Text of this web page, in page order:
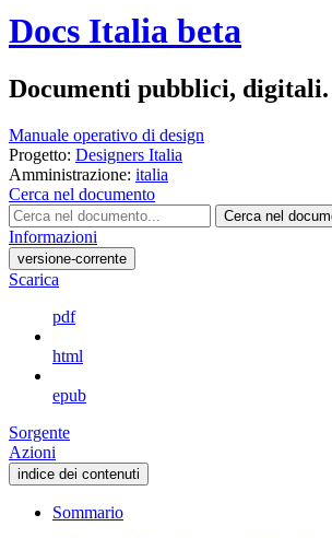
Docs Italia beta
Documenti pubblici, digitali.
Manuale operativo di design
Progetto: Designers Italia
Amministrazione: italia
Cerca nel documento
Cerca nel
Informazioni
versione-corrente
Scarica
pdf
html
epub
Sorgente
Azioni
indice dei contenuti
Sommario